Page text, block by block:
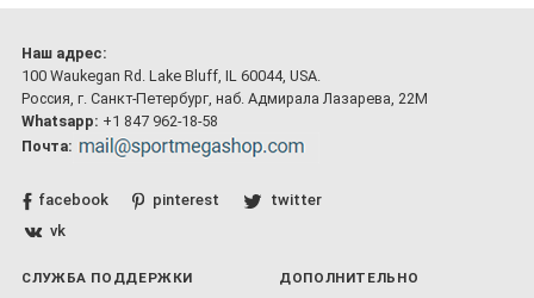
Наш адрес:
100 Waukegan Rd. Lake Bluff, IL 60044, USA.
Россия, г. Санкт-Петербург, наб. Адмирала Лазарева, 22М
Whatsapp: +1 847 962-18-58
Почта:
facebook pinterest
twitter
vk
СЛУЖБА ПОДДЕРЖКИ ДОПОЛНИТЕЛЬНО